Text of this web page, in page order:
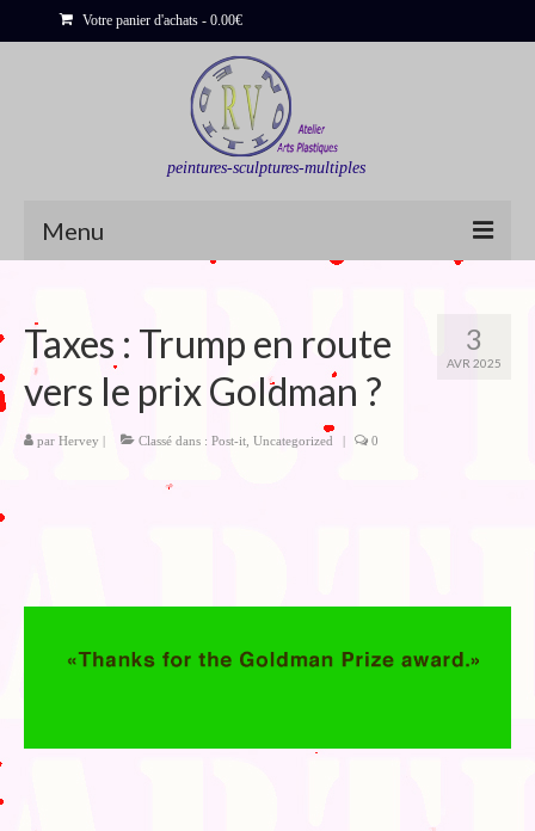
Votre panier d'achats - 0.00€
peintures-sculptures-multiples
Menu
Sculptures
Bois flottés
Peinture : Cartes et Itinéraires
3
AVR 2025
Taxes : Trump en route
vers le prix Goldman ?
par Hervey | Classé dans : Post-it Uncategorized | 0